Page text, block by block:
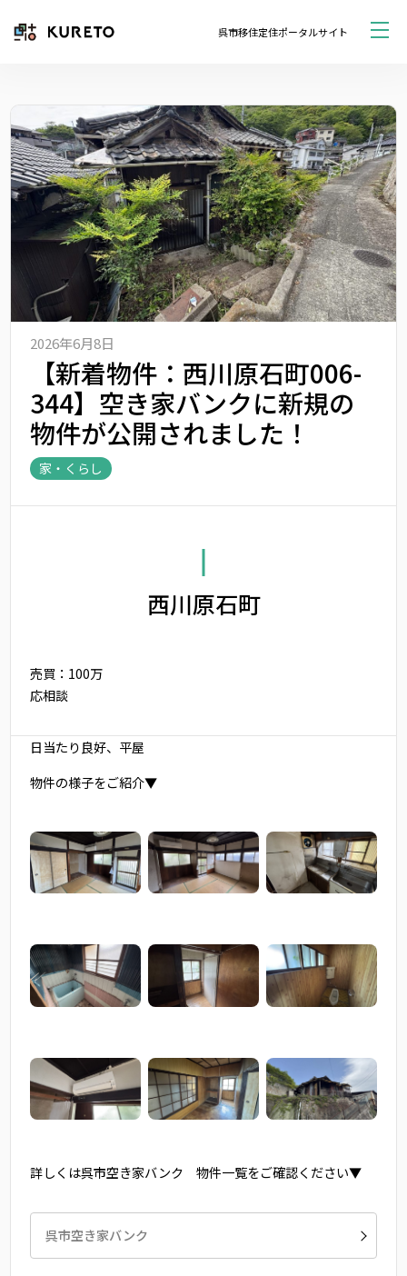
呉市移住定住ポータルサイト
2026年6月8日
【新着物件：西川原石町006-
344】空き家バンクに新規の
物件が公開されました！
家・くらし
西川原石町
売買：100万
応相談
日当たり良好、平屋
物件の様子をご紹介▼
詳しくは呉市空き家バンク 物件一覧をご確認ください▼
呉市空き家バンク